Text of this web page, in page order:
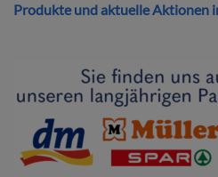
Produkte und aktuelle Aktionen